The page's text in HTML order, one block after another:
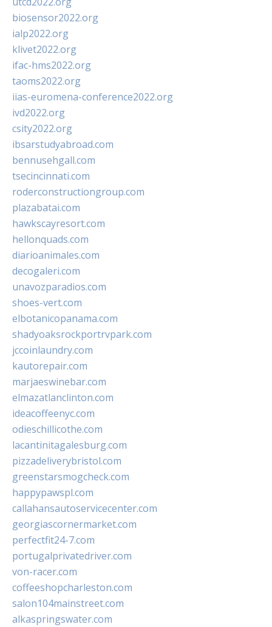
biosensor2022.org
ialp2022.org
klivet2022.org
ifac-hms2022.org
taoms2022.org
iias-euromena-conference2022.org
ivd2022.org
csity2022.org
ibsarstudyabroad.com
bennusehgall.com
tsecincinnati.com
roderconstructiongroup.com
plazabatai.com
hawkscayresort.com
hellonquads.com
diarioanimales.com
decogaleri.com
unavozparadios.com
shoes-vert.com
elbotanicopanama.com
shadyoaksrockportrvpark.com
jccoinlaundry.com
kautorepair.com
marjaeswinebar.com
elmazatlanclinton.com
ideacoffeenyc.com
odieschillicothe.com
lacantinitagalesburg.com
pizzadeliverybristol.com
greenstarsmogcheck.com
happypawspl.com
callahansautoservicecenter.com
georgiascornermarket.com
perfectfit24-7.com
portugalprivatedriver.com
von-racer.com
coffeeshopcharleston.com
salon104mainstreet.com
alkaspringswater.com